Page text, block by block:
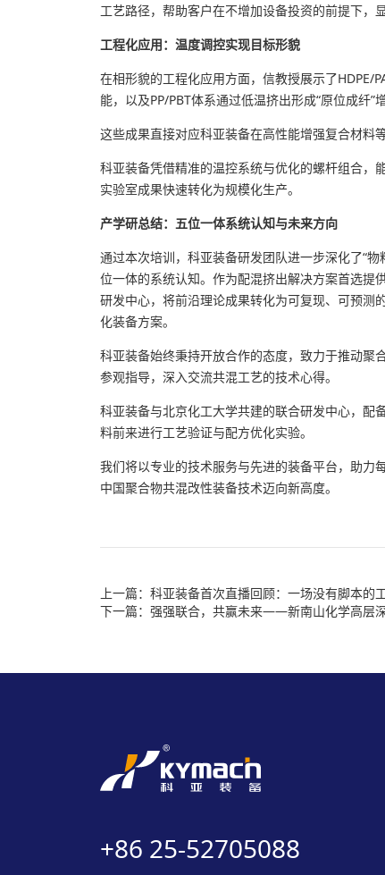
工艺路径，帮助客户在不增加设备投资的前提下，
工程化应用：温度调控实现目标形貌
在相形貌的工程化应用方面，信教授展示了HDPE/
能，以及PP/PBT体系通过低温挤出形成“原位成纤”
这些成果直接对应科亚装备在高性能增强复合材料
科亚装备凭借精准的温控系统与优化的螺杆组合，
实验室成果快速转化为规模化生产。
产学研总结：五位一体系统认知与未来方向
通过本次培训，科亚装备研发团队进一步深化了
位一体的系统认知。作为配混挤出解决方案首选提
研发中心，将前沿理论成果转化为可复现、可预测
化装备方案。
科亚装备始终秉持开放合作的态度，致力于推动聚
参观指导，深入交流共混工艺的技术心得。
科亚装备与北京化工大学共建的联合研发中心，配
料前来进行工艺验证与配方优化实验。
我们将以专业的技术服务与先进的装备平台，助力
中国聚合物共混改性装备技术迈向新高度。
科亚装备首次直播回顾：一场没有脚本的
强强联合，共赢未来——新南山化学高层
+86 25-52705088